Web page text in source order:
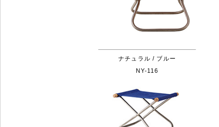
ナチュラル / ブルー
NY-116